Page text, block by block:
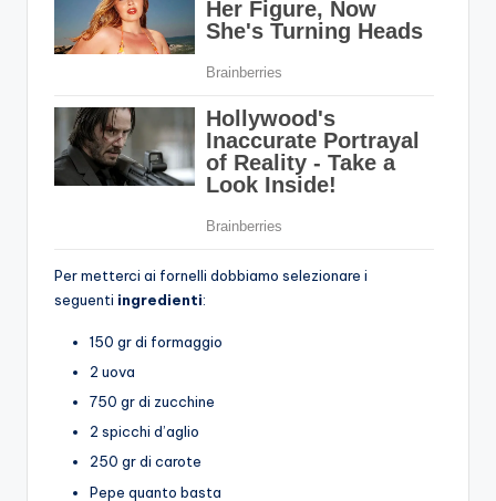
Per metterci ai fornelli dobbiamo selezionare i
seguenti ingredienti:
150 gr di formaggio
2 uova
750 gr di zucchine
2 spicchi d’aglio
250 gr di carote
Pepe quanto basta